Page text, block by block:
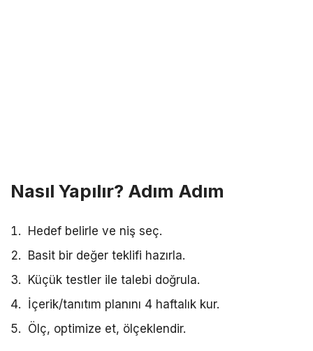
Nasıl Yapılır? Adım Adım
Hedef belirle ve niş seç.
Basit bir değer teklifi hazırla.
Küçük testler ile talebi doğrula.
İçerik/tanıtım planını 4 haftalık kur.
Ölç, optimize et, ölçeklendir.